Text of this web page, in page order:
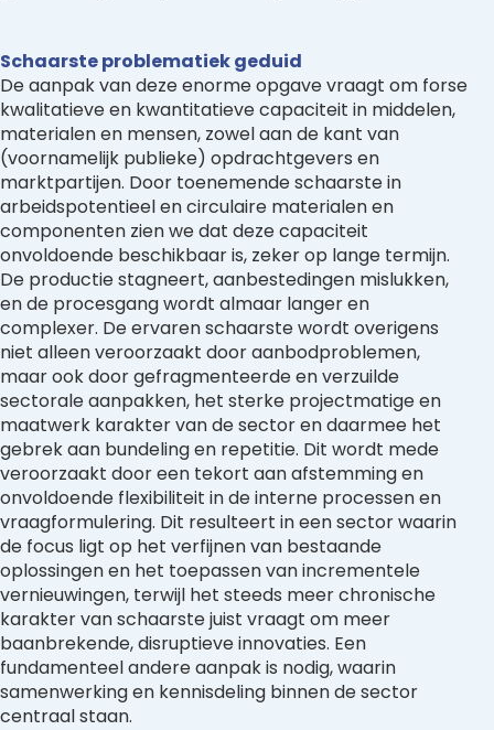
Schaarste problematiek geduid
De aanpak van deze enorme opgave vraagt om forse
kwalitatieve en kwantitatieve capaciteit in middelen,
materialen en mensen, zowel aan de kant van
(voornamelijk publieke) opdrachtgevers en
marktpartijen. Door toenemende schaarste in
arbeidspotentieel en circulaire materialen en
componenten zien we dat deze capaciteit
onvoldoende beschikbaar is, zeker op lange termijn.
De productie stagneert, aanbestedingen mislukken,
en de procesgang wordt almaar langer en
complexer. De ervaren schaarste wordt overigens
niet alleen veroorzaakt door aanbodproblemen,
maar ook door gefragmenteerde en verzuilde
sectorale aanpakken, het sterke projectmatige en
maatwerk karakter van de sector en daarmee het
gebrek aan bundeling en repetitie. Dit wordt mede
veroorzaakt door een tekort aan afstemming en
onvoldoende flexibiliteit in de interne processen en
vraagformulering. Dit resulteert in een sector waarin
de focus ligt op het verfijnen van bestaande
oplossingen en het toepassen van incrementele
vernieuwingen, terwijl het steeds meer chronische
karakter van schaarste juist vraagt om meer
baanbrekende, disruptieve innovaties. Een
fundamenteel andere aanpak is nodig, waarin
samenwerking en kennisdeling binnen de sector
centraal staan.